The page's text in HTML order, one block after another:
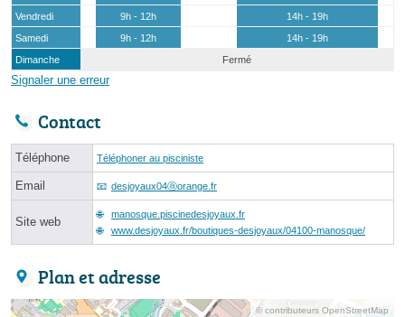
Vendredi
9h - 12h
14h - 19h
Samedi
9h - 12h
14h - 19h
Dimanche
Fermé
Signaler une erreur
Contact
Téléphone Téléphoner au pisciniste
Email desjoyaux04ⓐorange.fr
Site web
manosque.piscinedesjoyaux.fr
www.desjoyaux.fr/boutiques-desjoyaux/04100-manosque/
Plan et adresse
© contributeurs OpenStreetMap